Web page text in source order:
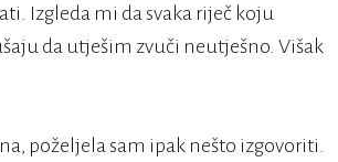
Izgleda mi da svaka riječ koju
da utješim zvuči neutješno. Višak
poželjela sam ipak nešto izgovoriti.